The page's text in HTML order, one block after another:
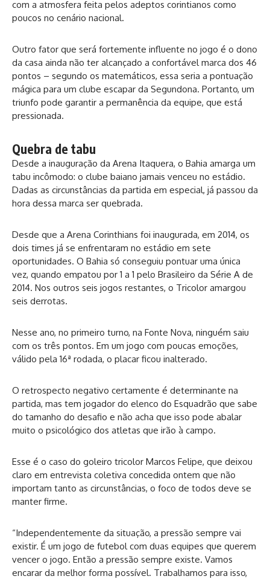
com a atmosfera feita pelos adeptos corintianos como
poucos no cenário nacional.
Outro fator que será fortemente influente no jogo é o dono
da casa ainda não ter alcançado a confortável marca dos 46
pontos – segundo os matemáticos, essa seria a pontuação
mágica para um clube escapar da Segundona. Portanto, um
triunfo pode garantir a permanência da equipe, que está
pressionada.
Quebra de tabu
Desde a inauguração da Arena Itaquera, o Bahia amarga um
tabu incômodo: o clube baiano jamais venceu no estádio.
Dadas as circunstâncias da partida em especial, já passou da
hora dessa marca ser quebrada.
Desde que a Arena Corinthians foi inaugurada, em 2014, os
dois times já se enfrentaram no estádio em sete
oportunidades. O Bahia só conseguiu pontuar uma única
vez, quando empatou por 1 a 1 pelo Brasileiro da Série A de
2014. Nos outros seis jogos restantes, o Tricolor amargou
seis derrotas.
Nesse ano, no primeiro turno, na Fonte Nova, ninguém saiu
com os três pontos. Em um jogo com poucas emoções,
válido pela 16ª rodada, o placar ficou inalterado.
O retrospecto negativo certamente é determinante na
partida, mas tem jogador do elenco do Esquadrão que sabe
do tamanho do desafio e não acha que isso pode abalar
muito o psicológico dos atletas que irão à campo.
Esse é o caso do goleiro tricolor Marcos Felipe, que deixou
claro em entrevista coletiva concedida ontem que não
importam tanto as circunstâncias, o foco de todos deve se
manter firme.
“Independentemente da situação, a pressão sempre vai
existir. É um jogo de futebol com duas equipes que querem
vencer o jogo. Então a pressão sempre existe. Vamos
encarar da melhor forma possível. Trabalhamos para isso,